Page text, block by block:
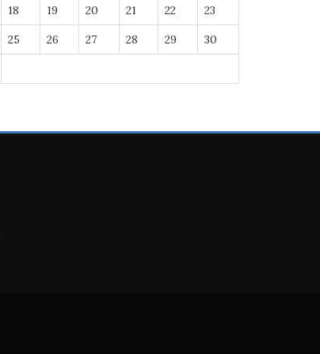
18 19 20 21 22 23
25 26 27 28 29 30